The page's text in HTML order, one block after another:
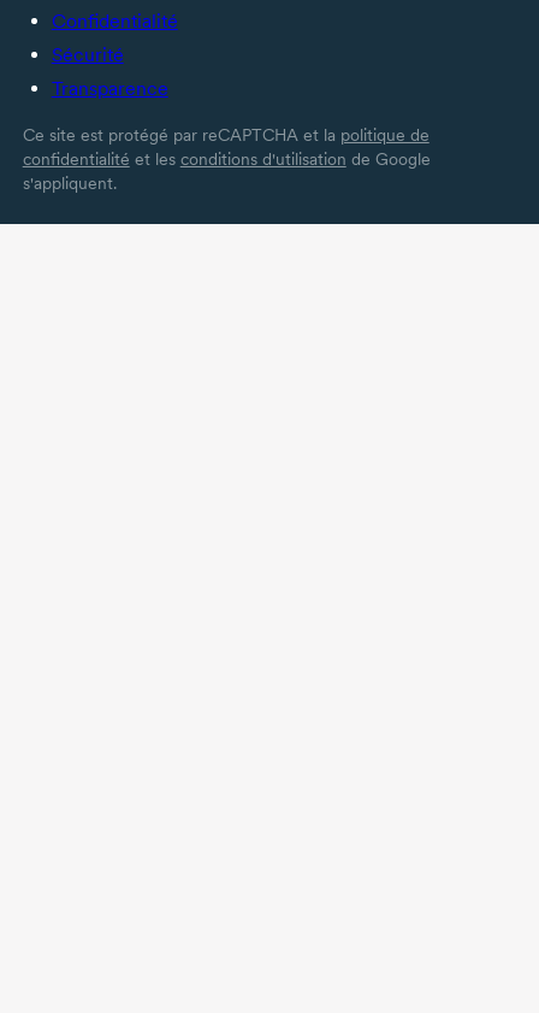
Confidentialité
Sécurité
Transparence
Ce site est protégé par reCAPTCHA et la politique de
confidentialité et les conditions d'utilisation de Google
s'appliquent.